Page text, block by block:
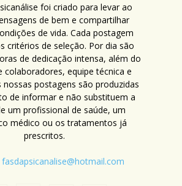
foi criado para levar ao
de bem e compartilhar
de vida. Cada postagem
critérios de seleção. Por dia são
de dedicação intensa, além do
colaboradores, equipe técnica e
nossas postagens são produzidas
de informar e não substituem a
um profissional de saúde, um
médico ou os tratamentos já
prescritos.
fasdapsicanalise@hotmail.com